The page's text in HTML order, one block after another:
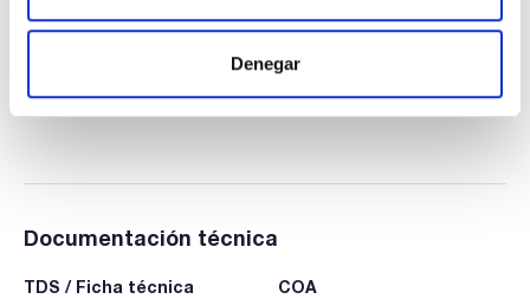
Denegar
Ver stock
Documentación técnica
TDS / Ficha técnica
COA